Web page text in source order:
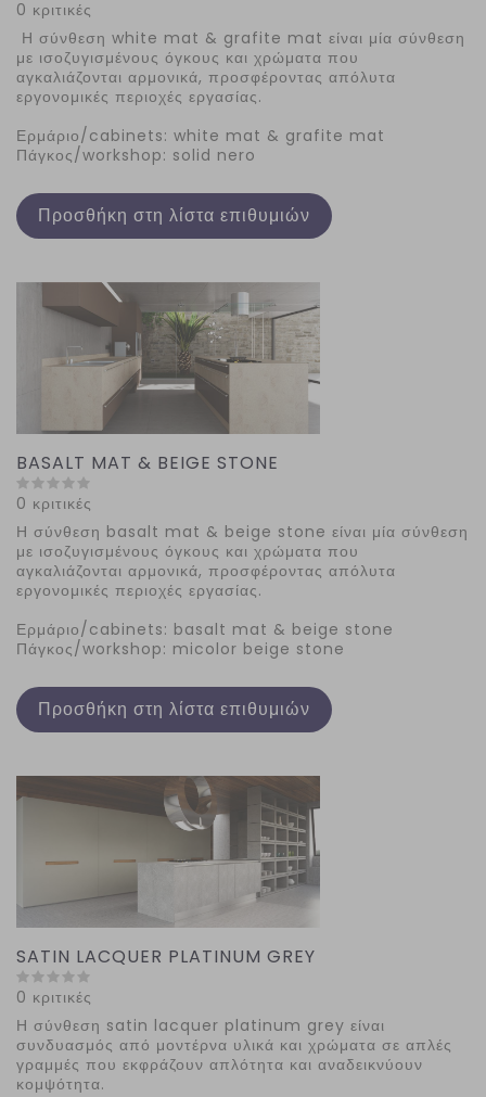
0 κριτικές
Η σύνθεση white mat & grafite mat είναι μία σύνθεση
με ισοζυγισμένους όγκους και χρώματα που
αγκαλιάζονται αρμονικά, προσφέροντας απόλυτα
εργονομικές περιοχές εργασίας.
Ερμάριο/cabinets: white mat & grafite mat
Πάγκος/workshop: solid nero
Προσθήκη στη λίστα επιθυμιών
BASALT MAT & BEIGE STONE
0 κριτικές
Η σύνθεση basalt mat & beige stone είναι μία σύνθεση
με ισοζυγισμένους όγκους και χρώματα που
αγκαλιάζονται αρμονικά, προσφέροντας απόλυτα
εργονομικές περιοχές εργασίας.
Ερμάριο/cabinets: basalt mat & beige stone
Πάγκος/workshop: micolor beige stone
Προσθήκη στη λίστα επιθυμιών
SATIN LACQUER PLATINUM GREY
0 κριτικές
Η σύνθεση satin lacquer platinum grey είναι
συνδυασμός από μοντέρνα υλικά και χρώματα σε απλές
γραμμές που εκφράζουν απλότητα και αναδεικνύουν
κομψότητα.